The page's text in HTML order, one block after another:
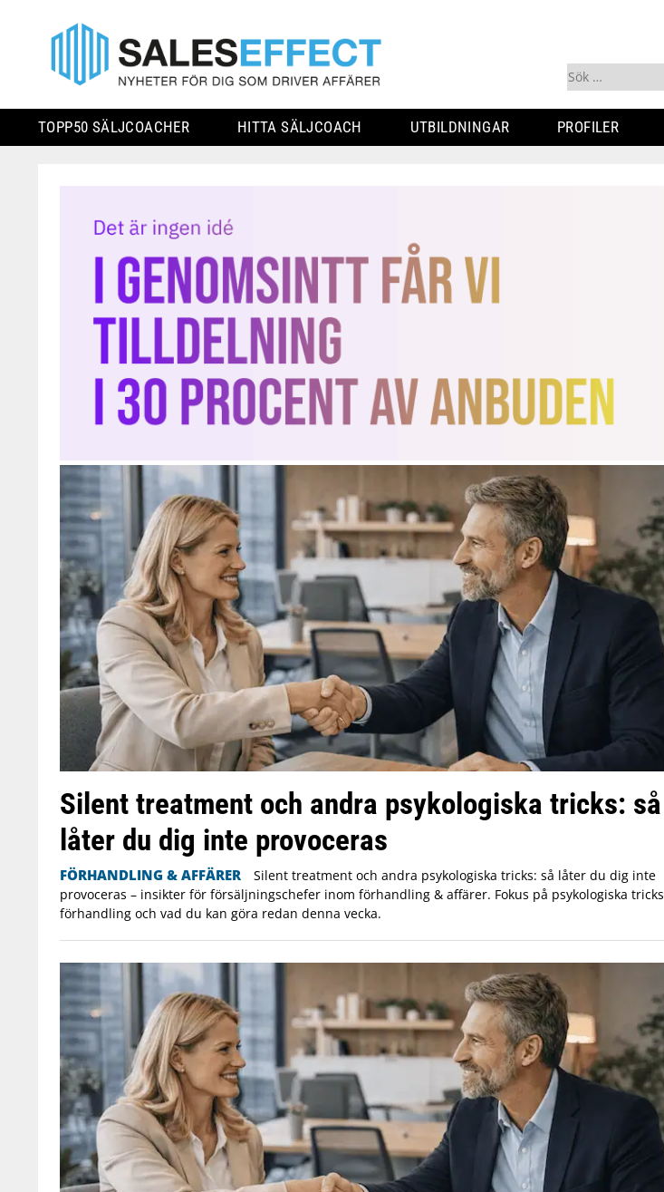
Sök
efter:
TOPP50 SÄLJCOACHER HITTA SÄLJCOACH UTBILDNINGAR PROFILER
content
Silent treatment och andra psykologiska tricks: så
låter du dig inte provoceras
FÖRHANDLING & AFFÄRER
Silent treatment och andra psykologiska tricks: så låter du dig inte
provoceras – insikter för försäljningschefer inom förhandling & affärer. Fokus på psykologiska tricks
förhandling och vad du kan göra redan denna vecka.